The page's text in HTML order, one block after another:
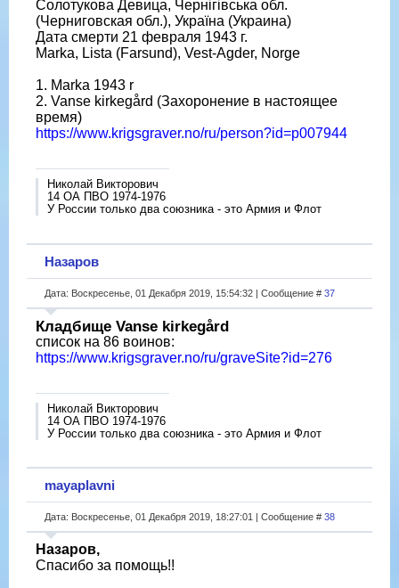
Солотукова Девица, Чернігівська обл.
(Черниговская обл.), Україна (Украина)
Дата смерти 21‎ ‎февраля‎ ‎1943‎ г.
Marka, Lista (Farsund), Vest-Agder, Norge
1. Marka 1943 r
2. Vanse kirkegård (Захоронение в настоящее
время)
https://www.krigsgraver.no/ru/person?id=p007944
Николай Викторович
14 ОА ПВО 1974-1976
У России только два союзника - это Армия и Флот
Назаров
Дата: Воскресенье, 01 Декабря 2019, 15:54:32 | Сообщение # 37
Кладбище Vanse kirkegård
список на 86 воинов:
https://www.krigsgraver.no/ru/graveSite?id=276
Николай Викторович
14 ОА ПВО 1974-1976
У России только два союзника - это Армия и Флот
mayaplavni
Дата: Воскресенье, 01 Декабря 2019, 18:27:01 | Сообщение # 38
Назаров,
Спасибо за помощь!!